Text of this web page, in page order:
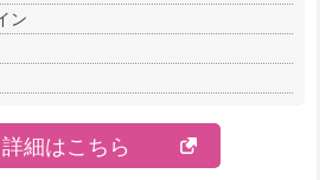
ン
詳細はこちら